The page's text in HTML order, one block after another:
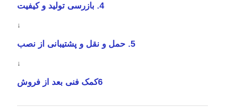
4. بازرسی تولید و کیفیت
↓
5. حمل و نقل و پشتیبانی از نصب
↓
6کمک فنی بعد از فروش